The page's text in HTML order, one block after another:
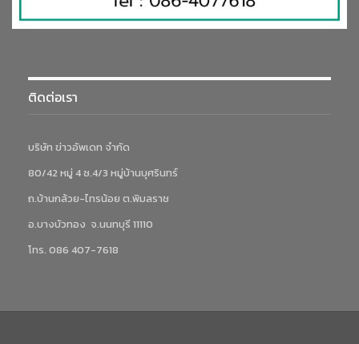
ติดต่อเรา
บริษัท ข่าวอัพเดท จำกัด
80/42 หมู่ 4 ซ.4/3 หมู่บ้านบุศรินทร์
ถ.บ้านกล้วย-ไทรน้อย ต.พิมลราช
อ.บางบัวทอง จ.นนทบุรี 11110
โทร. 086 407-7618